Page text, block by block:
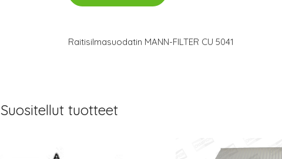
Raitisilmasuodatin MANN-FILTER CU 5041
Suositellut tuotteet